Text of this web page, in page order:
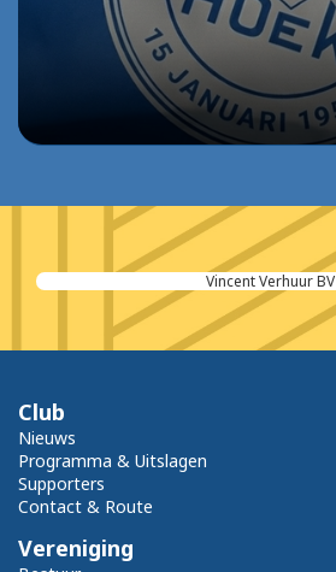
Vincent Verhuur BV
Club
Nieuws
Programma & Uitslagen
Supporters
Contact & Route
Vereniging